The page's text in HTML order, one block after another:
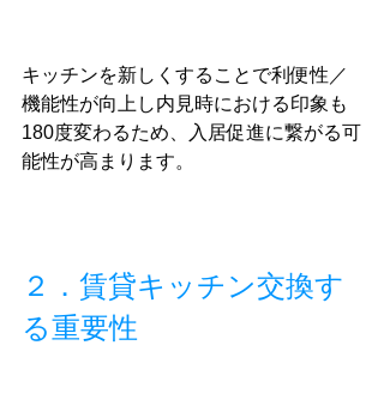
キッチンを新しくすることで利便性／
機能性が向上し内見時における印象も
180度変わるため、入居促進に繋がる可
能性が高まります。
２．賃貸キッチン交換す
る重要性